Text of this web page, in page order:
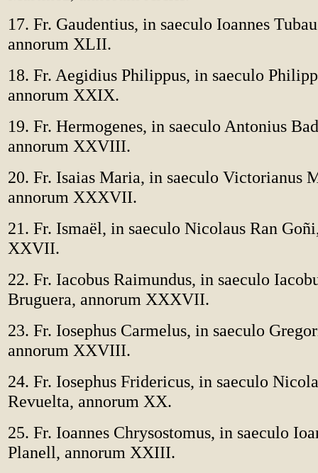
17. Fr. Gaudentius, in saeculo Ioannes
annorum XLII.
18. Fr. Aegidius Philippus, in saeculo
annorum XXIX.
19. Fr. Hermogenes, in saeculo Antonius
annorum XXVIII.
20. Fr. Isaias Maria, in saeculo Victorianus
annorum XXXVII.
21. Fr. Ismaël, in saeculo Nicolaus Ran
XXVII.
22. Fr. Iacobus Raimundus, in saeculo
Bruguera, annorum XXXVII.
23. Fr. Iosephus Carmelus, in saeculo
annorum XXVIII.
24. Fr. Iosephus Fridericus, in saeculo
Revuelta, annorum XX.
25. Fr. Ioannes Chrysostomus, in saeculo
Planell, annorum XXIII.